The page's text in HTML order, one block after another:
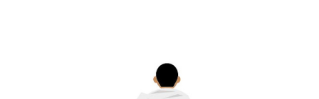
tersisa dari keseimbangan bumi? Maka, bisa jadi agama
memang diciptakan sebagai penyeimbang — sebuah rem